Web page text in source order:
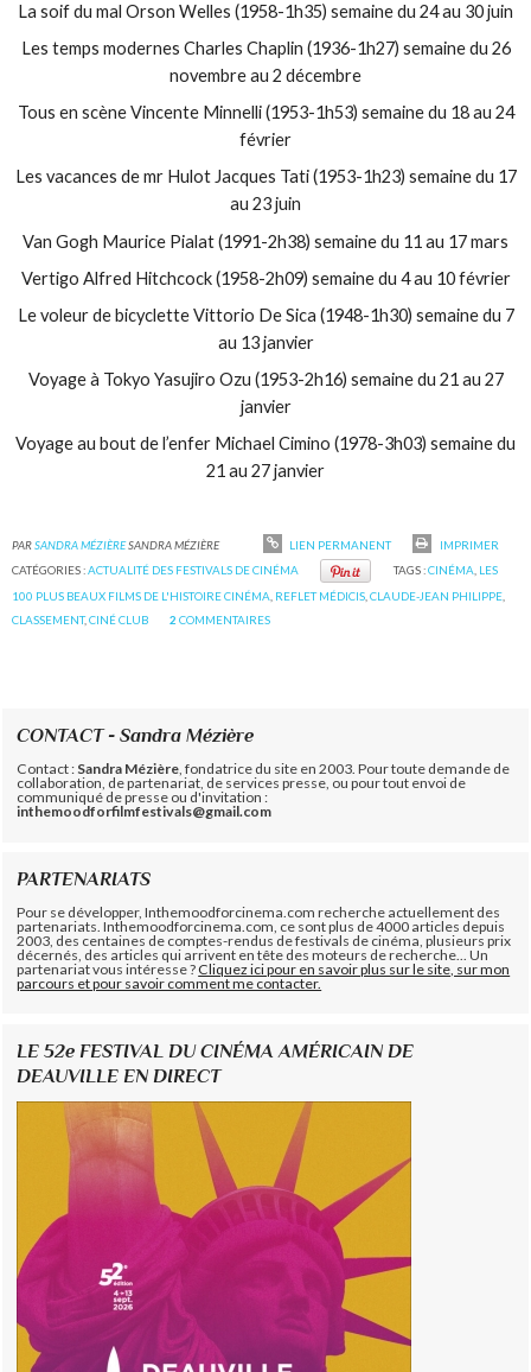
La soif du mal Orson Welles (1958-1h35) semaine du 24 au 30 juin
Les temps modernes Charles Chaplin (1936-1h27) semaine du 26
novembre au 2 décembre
Tous en scène Vincente Minnelli (1953-1h53) semaine du 18 au 24
février
Les vacances de mr Hulot Jacques Tati (1953-1h23) semaine du 17
au 23 juin
Van Gogh Maurice Pialat (1991-2h38) semaine du 11 au 17 mars
Vertigo Alfred Hitchcock (1958-2h09) semaine du 4 au 10 février
Le voleur de bicyclette Vittorio De Sica (1948-1h30) semaine du 7
au 13 janvier
Voyage à Tokyo Yasujiro Ozu (1953-2h16) semaine du 21 au 27
janvier
Voyage au bout de l’enfer Michael Cimino (1978-3h03) semaine du
21 au 27 janvier
PARSANDRA MÉZIÈRESANDRA MÉZIÈRE LIEN PERMANENT
IMPRIMER
CATÉGORIES :ACTUALITÉ DES FESTIVALS DE CINÉMA TAGS :CINÉMA LES
100 PLUS BEAUX FILMS DE L'HISTOIRE CINÉMA REFLET MÉDICIS ,CLAUDE-JEAN PHILIPPE
CLASSEMENT,CINÉ CLUB 2 COMMENTAIRES
CONTACT - Sandra Mézière
Contact : Sandra Mézière , fondatrice du site en 2003. Pour toute demande de
collaboration, de partenariat, de services presse, ou pour tout envoi de
communiqué de presse ou d'invitation :
inthemoodforfilmfestivals@gmail.com
PARTENARIATS
Pour se développer, Inthemoodforcinema.com recherche actuellement des
partenariats. Inthemoodforcinema.com, ce sont plus de 4000 articles depuis
2003, des centaines de comptes-rendus de festivals de cinéma, plusieurs prix
décernés, des articles qui arrivent en tête des moteurs de recherche... Un
partenariat vous intéresse ?Cliquez ici pour en savoir plus sur le site, sur mon
parcours et pour savoir comment me contacter.
LE 52e FESTIVAL DU CINÉMA AMÉRICAIN DE
DEAUVILLE EN DIRECT